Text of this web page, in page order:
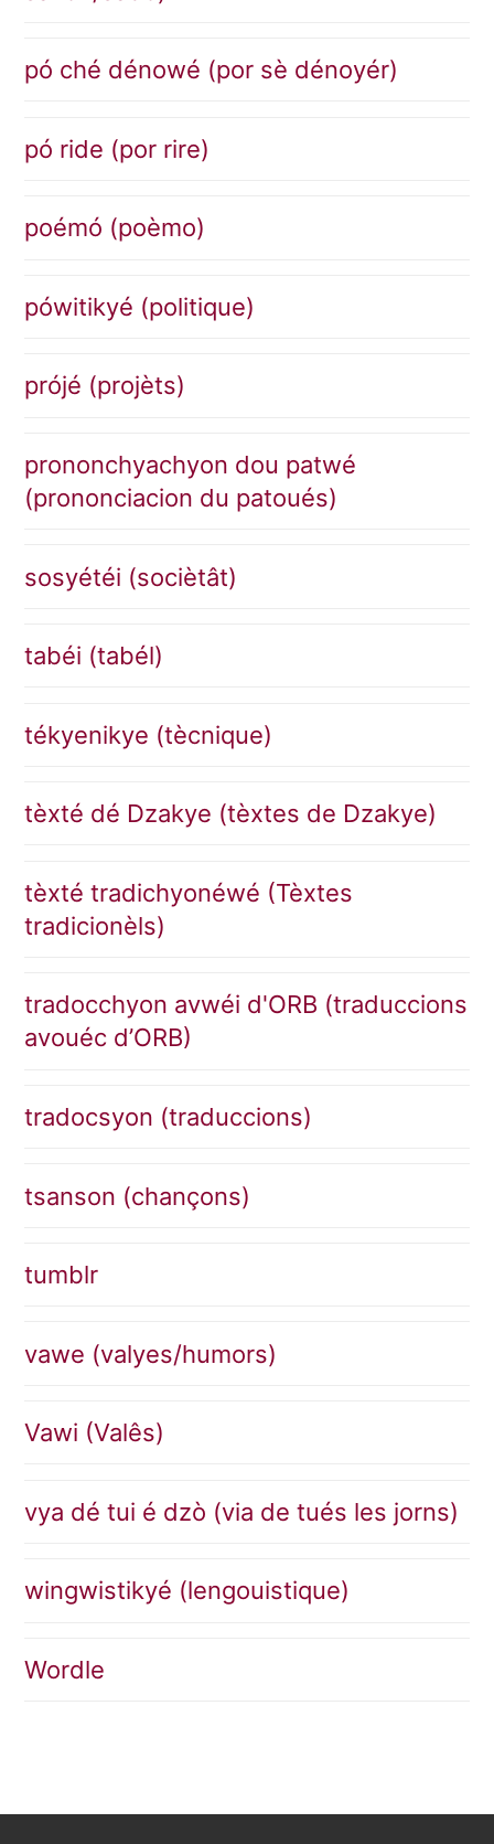
pó ché dénowé (por sè dénoyér)
pó ride (por rire)
poémó (poèmo)
pówitikyé (politique)
prójé (projèts)
prononchyachyon dou patwé
(prononciacion du patoués)
sosyétéi (sociètât)
tabéi (tabél)
tékyenikye (tècnique)
tèxté dé Dzakye (tèxtes de Dzakye)
tèxté tradichyonéwé (Tèxtes
tradicionèls)
tradocchyon avwéi d'ORB (traduccions
avouéc d’ORB)
tradocsyon (traduccions)
tsanson (chançons)
tumblr
vawe (valyes/humors)
Vawi (Valês)
vya dé tui é dzò (via de tués les jorns)
wingwistikyé (lengouistique)
Wordle